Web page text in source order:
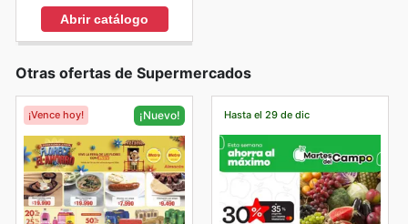
Abrir catálogo
Otras ofertas de Supermercados
¡Vence hoy! ¡Nuevo! Hasta el 29 de dic